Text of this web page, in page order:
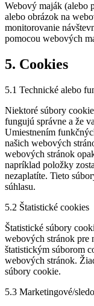
Webový maják (alebo
alebo obrázok na
monitorovanie
pomocou webových
5. Cookies
5.1 Technické alebo
Niektoré súbory
fungujú správne a že
Umiestnením
našich webových
webových stránok
napríklad položky
nezaplatíte. Tieto
súhlasu.
5.2 Štatistické cookies
Štatistické súbory
webových stránok
štatistickým súborom
webových stránok.
súbory cookie.
5.3 Marketingové/